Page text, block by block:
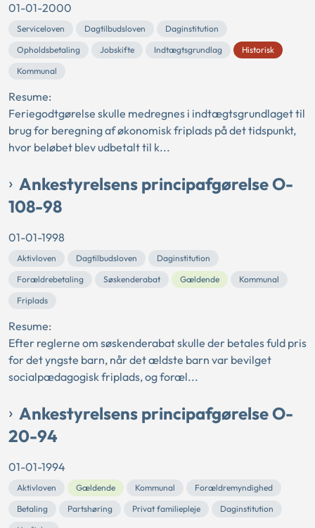
01-01-2000
Serviceloven Dagtilbudsloven
Daginstitution
Opholdsbetaling
Jobskifte Indtægtsgrundlag
Historisk
Kommunal
Resume:
Feriegodtgørelse skulle medregnes i indtægtsgrundlaget til
brug for beregning af økonomisk friplads på det tidspunkt,
hvor beløbet blev udbetalt til k...
Ankestyrelsens principafgørelse O-
108-98
01-01-1998
Aktivloven Dagtilbudsloven
Daginstitution
Forældrebetaling
Søskenderabat Gældende
Kommunal
Friplads
Resume:
Efter reglerne om søskenderabat skulle der betales fuld pris
for det yngste barn, når det ældste barn var bevilget
socialpædagogisk friplads, og foræl...
Ankestyrelsens principafgørelse O-
20-94
01-01-1994
Aktivloven Gældende Kommunal
Forældremyndighed
Betaling
Partshøring Privat familiepleje
Daginstitution